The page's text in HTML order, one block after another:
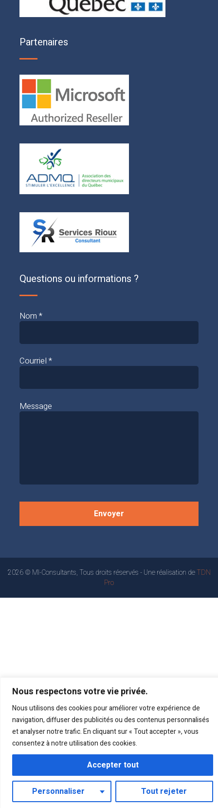
Nous respectons votre vie privée.
Nous utilisons des cookies pour améliorer votre expérience de
navigation, diffuser des publicités ou des contenus personnalisés
et analyser notre trafic. En cliquant sur « Tout accepter », vous
consentez à notre utilisation des cookies.
Personnaliser Tout rejeter
Accepter tout
Partenaires
Questions ou informations ?
Nom *
Courriel *
Message
2026 © MI-Consultants, Tous droits réservés - Une réalisation deTDN
Pro